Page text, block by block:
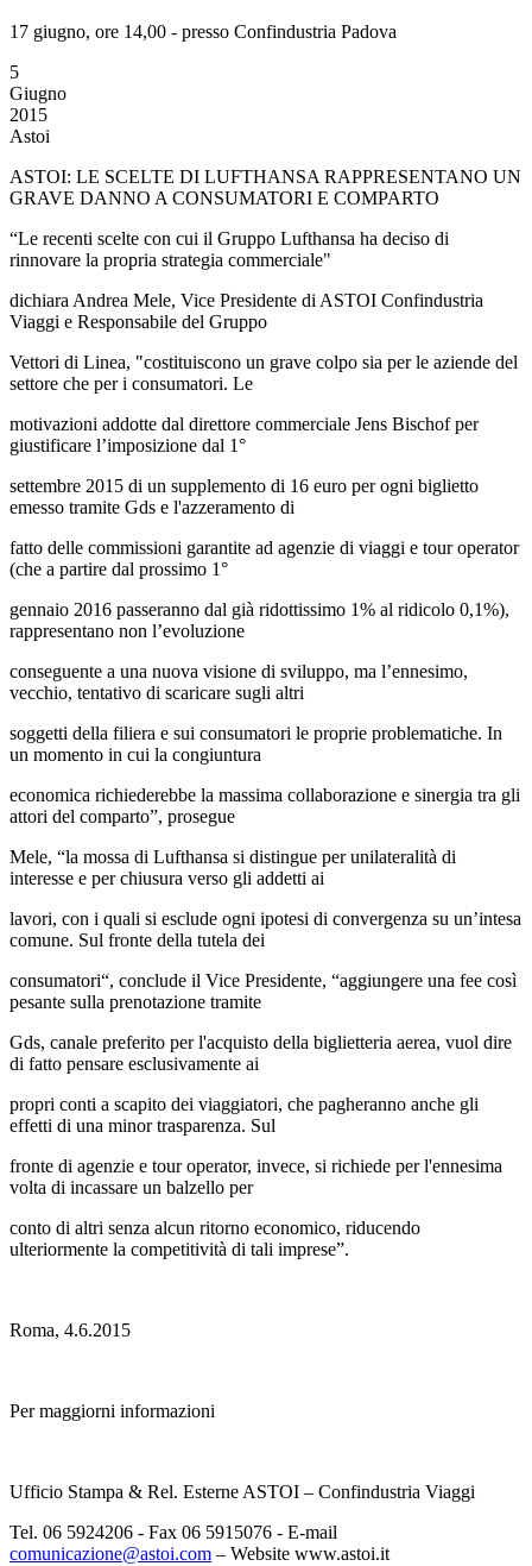
17 giugno, ore 14,00 - presso Confindustria Padova
5
Giugno
2015
Astoi
ASTOI: LE SCELTE DI LUFTHANSA RAPPRESENTANO UN
GRAVE DANNO A CONSUMATORI E COMPARTO
“Le recenti scelte con cui il Gruppo Lufthansa ha deciso di
rinnovare la propria strategia commerciale"
dichiara Andrea Mele, Vice Presidente di ASTOI Confindustria
Viaggi e Responsabile del Gruppo
Vettori di Linea, "costituiscono un grave colpo sia per le aziende del
settore che per i consumatori. Le
motivazioni addotte dal direttore commerciale Jens Bischof per
giustificare l’imposizione dal 1°
settembre 2015 di un supplemento di 16 euro per ogni biglietto
emesso tramite Gds e l'azzeramento di
fatto delle commissioni garantite ad agenzie di viaggi e tour operator
(che a partire dal prossimo 1°
gennaio 2016 passeranno dal già ridottissimo 1% al ridicolo 0,1%),
rappresentano non l’evoluzione
conseguente a una nuova visione di sviluppo, ma l’ennesimo,
vecchio, tentativo di scaricare sugli altri
soggetti della filiera e sui consumatori le proprie problematiche. In
un momento in cui la congiuntura
economica richiederebbe la massima collaborazione e sinergia tra gli
attori del comparto”, prosegue
Mele, “la mossa di Lufthansa si distingue per unilateralità di
interesse e per chiusura verso gli addetti ai
lavori, con i quali si esclude ogni ipotesi di convergenza su un’intesa
comune. Sul fronte della tutela dei
consumatori“, conclude il Vice Presidente, “aggiungere una fee così
pesante sulla prenotazione tramite
Gds, canale preferito per l'acquisto della biglietteria aerea, vuol dire
di fatto pensare esclusivamente ai
propri conti a scapito dei viaggiatori, che pagheranno anche gli
effetti di una minor trasparenza. Sul
fronte di agenzie e tour operator, invece, si richiede per l'ennesima
volta di incassare un balzello per
conto di altri senza alcun ritorno economico, riducendo
ulteriormente la competitività di tali imprese”.
Roma, 4.6.2015
Per maggiorni informazioni
Ufficio Stampa & Rel. Esterne ASTOI – Confindustria Viaggi
Tel. 06 5924206 - Fax 06 5915076 - E-mail
comunicazione@astoi.com – Website www.astoi.it